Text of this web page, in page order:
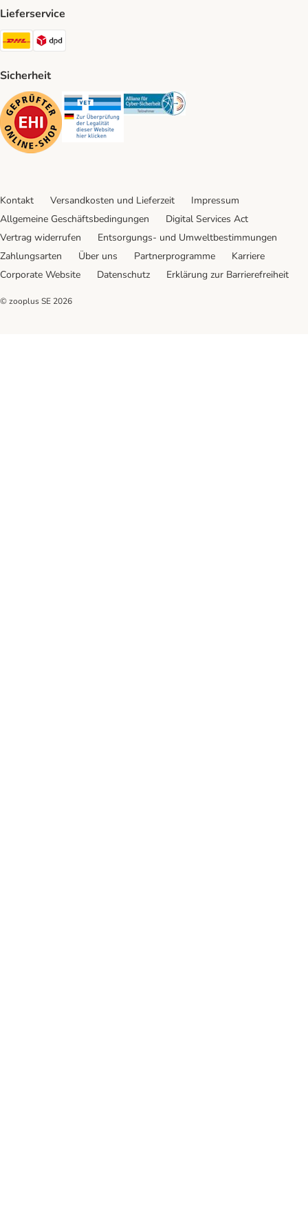
Lieferservice
DHL Shipping Method
Sicherheit
Security Security Security
Kontakt Versandkosten und Lieferzeit
Impressum
Allgemeine Geschäftsbedingungen
Digital Services Act
Vertrag widerrufen
Entsorgungs- und Umweltbestimmungen
Zahlungsarten
Über uns Partnerprogramme
Karriere
Corporate Website
Datenschutz Erklärung zur Barrierefreiheit
© zooplus SE 2026